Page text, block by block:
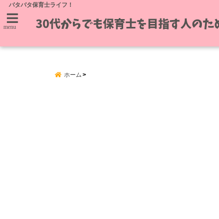
バタバタ保育士ライフ！
menu
ホーム